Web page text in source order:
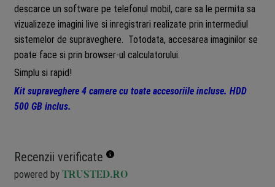
descarce un software pe telefonul mobil, care sa le permita sa
vizualizeze imagini live si inregistrari realizate prin intermediul
sistemelor de supraveghere. Totodata, accesarea imaginilor se
poate face si prin browser-ul calculatorului.
Simplu si rapid!
Kit supraveghere 4 camere cu toate accesoriile incluse. HDD
500 GB inclus.
Recenzii verificate
powered by TRUSTED.RO